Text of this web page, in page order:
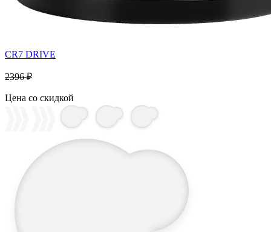
CR7 DRIVE
2396 ₽
Цена со скидкой